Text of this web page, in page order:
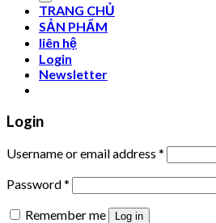
TRANG CHỦ
SẢN PHẨM
liên hệ
Login
Newsletter
Login
Username or email address *
Password*
Remember me
Log in